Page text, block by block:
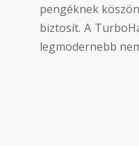
pengéknek
biztosít. A
legmodernebb